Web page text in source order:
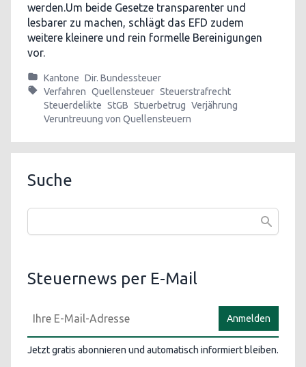
werden.Um beide Gesetze transparenter und
lesbarer zu machen, schlägt das EFD zudem
weitere kleinere und rein formelle Bereinigungen
vor.
Kantone Dir. Bundessteuer
Verfahren Quellensteuer Steuerstrafrecht
Steuerdelikte StGB Stuerbetrug Verjährung
Veruntreuung von Quellensteuern
Suche
Steuernews per E-Mail
Anmelden
Jetzt gratis abonnieren und automatisch informiert bleiben.